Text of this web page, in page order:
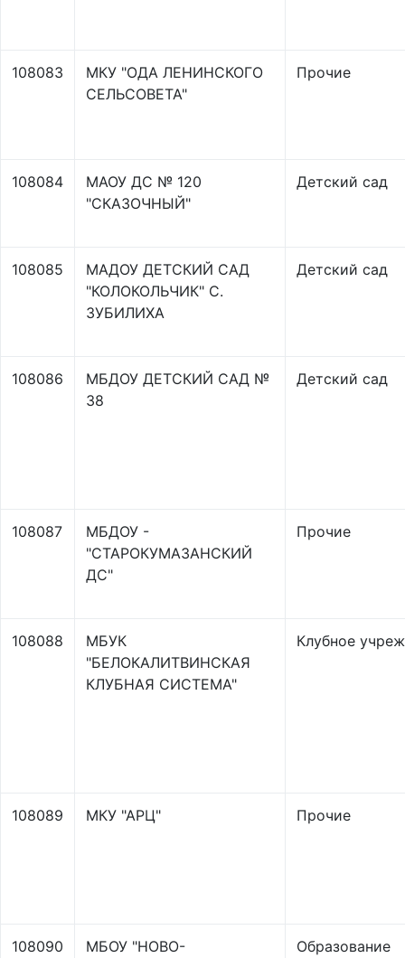
108083
МКУ "ОДА ЛЕНИНСКОГО
СЕЛЬСОВЕТА"
Прочие
108084
МАОУ ДС № 120
"СКАЗОЧНЫЙ"
Детский сад
108085
МАДОУ ДЕТСКИЙ САД
"КОЛОКОЛЬЧИК" С.
ЗУБИЛИХА
Детский сад
108086
МБДОУ ДЕТСКИЙ САД №
38
Детский сад
108087
МБДОУ -
"СТАРОКУМАЗАНСКИЙ
ДС"
Прочие
108088
МБУК
"БЕЛОКАЛИТВИНСКАЯ
КЛУБНАЯ СИСТЕМА"
Клубное
108089 МКУ "АРЦ" Прочие
108090
МБОУ "НОВО-
Образование